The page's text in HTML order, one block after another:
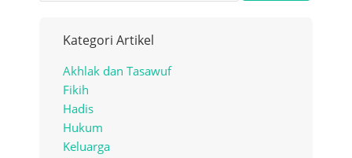
Kategori Artikel
Akhlak dan Tasawuf
Fikih
Hadis
Hukum
Keluarga